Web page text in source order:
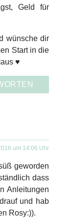
Geld für
wünsche dir
Start in die
♥
um 14:06 Uhr
geworden
dass
Anleitungen
und hab
Rosy:)).